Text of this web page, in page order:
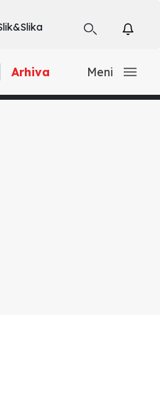
Arhiva Meni